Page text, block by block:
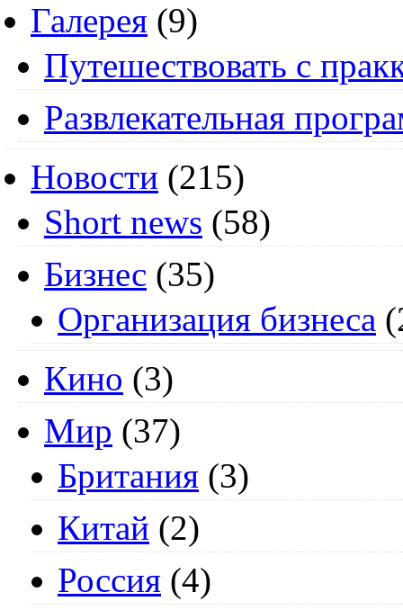
Галерея (9)
Путешествовать с
Развлекательная
Новости (215)
Short news (58)
Бизнес (35)
Организация бизнеса
Кино (3)
Мир (37)
Британия (3)
Китай (2)
Россия (4)